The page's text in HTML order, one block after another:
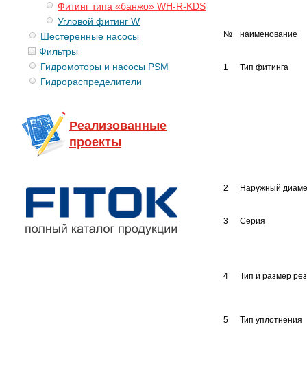
№ наименование
1 Тип фитинга
2 Наружный
3 Серия
4 Тип и размер
5 Тип уплотнения
Фитинг типа «банжо» WH-R-KDS
Угловой фитинг W
Шестеренные насосы
Фильтры
Гидромоторы и насосы PSM
Гидрораспределители
Реализованные
проекты